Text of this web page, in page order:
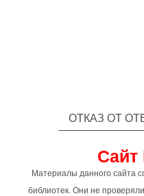
ОТКАЗ ОТ
Сайт
Материалы данного сайта
библиотек. Они не